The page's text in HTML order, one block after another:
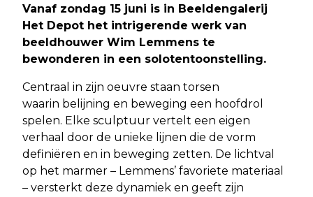
Vanaf zondag 15 juni is in Beeldengalerij
Het Depot het intrigerende werk van
beeldhouwer Wim Lemmens te
bewonderen in een solotentoonstelling.
Centraal in zijn oeuvre staan torsen
waarin belijning en beweging een hoofdrol
spelen. Elke sculptuur vertelt een eigen
verhaal door de unieke lijnen die de vorm
definiëren en in beweging zetten. De lichtval
op het marmer – Lemmens’ favoriete materiaal
– versterkt deze dynamiek en geeft zijn